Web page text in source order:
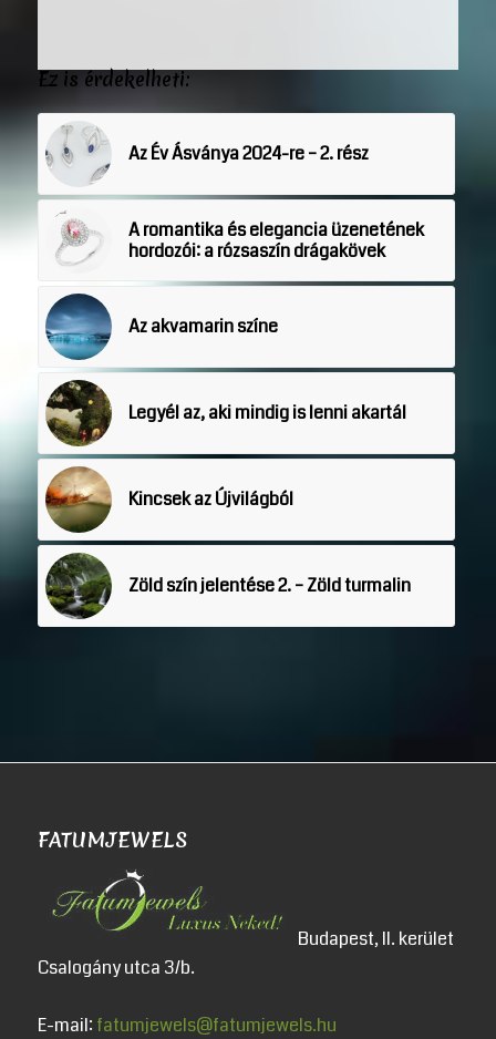
Ez is érdekelheti:
Az Év Ásványa 2024-re – 2. rész
A romantika és elegancia üzenetének
hordozói: a rózsaszín drágakövek
Az akvamarin színe
Legyél az, aki mindig is lenni akartál
Kincsek az Újvilágból
Zöld szín jelentése 2. – Zöld turmalin
FATUMJEWELS
Budapest, II. kerület
Csalogány utca 3/b.
E-mail: fatumjewels@fatumjewels.hu